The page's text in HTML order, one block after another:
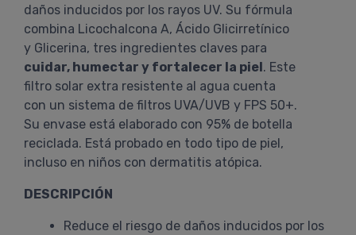
daños inducidos por los rayos UV. Su fórmula
combina Licochalcona A, Ácido Glicirretínico
y Glicerina, tres ingredientes claves para
cuidar, humectar y fortalecer la piel. Este
filtro solar extra resistente al agua cuenta
con un sistema de filtros UVA/UVB y FPS 50+.
Su envase está elaborado con 95% de botella
reciclada. Está probado en todo tipo de piel,
incluso en niños con dermatitis atópica.
DESCRIPCIÓN
Reduce el riesgo de daños inducidos por los